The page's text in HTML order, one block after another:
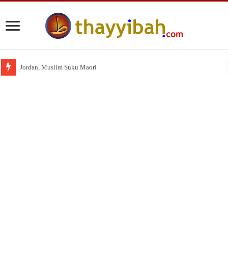
Jordan, Muslim Suku Maori